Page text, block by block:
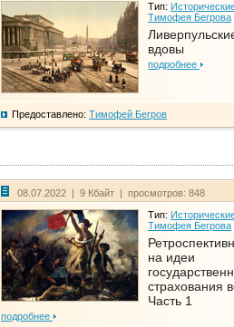
Тип:
Тимофея Бегрова
вдовы
подробнее
Предоставлено: Тимофей Бегров
08.07.2022 | 9 Кбайт | просмотров: 848
Тип:
Тимофея Бегрова
на идеи
страхования
Часть 1
подробнее